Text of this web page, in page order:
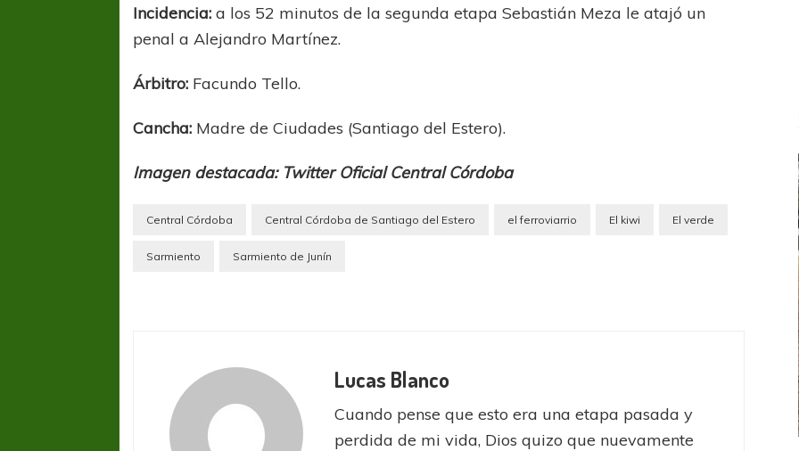
Incidencia: a los 52 minutos de la segunda etapa Sebastián Meza le atajó un
penal a Alejandro Martínez.
Árbitro: Facundo Tello.
Cancha: Madre de Ciudades (Santiago del Estero).
Imagen destacada: Twitter Oficial Central Córdoba
Central Córdoba Central Córdoba de Santiago del Estero el ferroviarrio El kiwi El verde
Sarmiento Sarmiento de Junín
Lucas Blanco
Cuando pense que esto era una etapa pasada y
perdida de mi vida, Dios quizo que nuevamente
A pesar de la derrota Tigre avanzó a
Octavos de Final